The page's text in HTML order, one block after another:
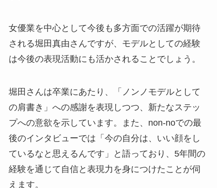
女優業を中心として今後も多方面での活躍が期待
される堀田真由さんですが、モデルとしての経験
は今後の表現活動にも活かされることでしょう。
堀田さんは卒業にあたり、「ノンノモデルとして
の肩書き」への感謝を表現しつつ、新たなステッ
プへの意欲を示しています。また、non-noでの最
後のインタビューでは「今の自分は、いい顔をし
ているなと思えるんです」と語っており、5年間の
経験を通じて自信と表現力を身につけたことが伺
えます。